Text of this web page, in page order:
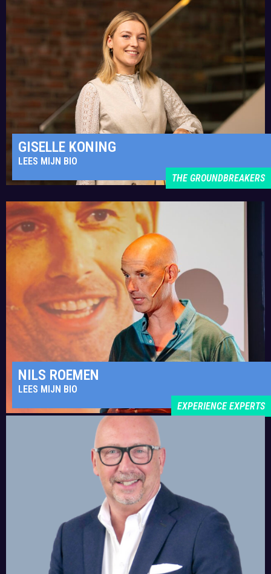
GISELLE KONING
LEES MIJN BIO
THE GROUNDBREAKERS
NILS ROEMEN
LEES MIJN BIO
EXPERIENCE EXPERTS